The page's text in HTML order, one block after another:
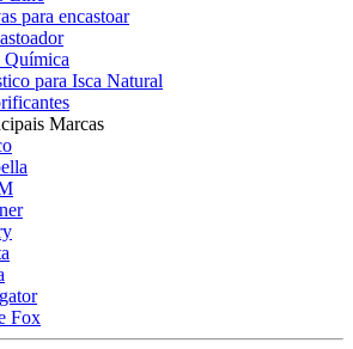
para encastoar
para Isca Natural
Marcas
Fox